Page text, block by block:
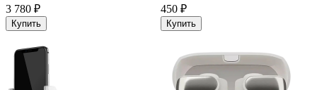
3 780 ₽
Купить
450 ₽
Купить